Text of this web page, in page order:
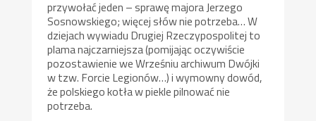
przywołać jeden – sprawę majora Jerzego
Sosnowskiego; więcej słów nie potrzeba… W
dziejach wywiadu Drugiej Rzeczypospolitej to
plama najczarniejsza (pomijając oczywiście
pozostawienie we Wrześniu archiwum Dwójki
w tzw. Forcie Legionów…) i wymowny dowód,
że polskiego kotła w piekle pilnować nie
potrzeba.